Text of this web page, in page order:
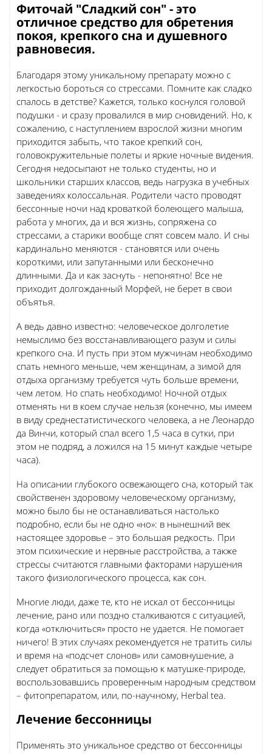
Фиточай "Сладкий сон" - это
отличное средство для обретения
покоя, крепкого сна и душевного
равновесия.
Благодаря этому уникальному препарату можно с
легкостью бороться со стрессами. Помните как сладко
спалось в детстве? Кажется, только коснулся головой
подушки - и сразу провалился в мир сновидений. Но, к
сожалению, с наступлением взрослой жизни многим
приходится забыть, что такое крепкий сон,
головокружительные полеты и яркие ночные видения.
Сегодня недосыпают не только студенты, но и
школьники старших классов, ведь нагрузка в учебных
заведениях колоссальная. Родители часто проводят
бессонные ночи над кроваткой болеющего малыша,
работа у многих, да и вся жизнь, сопряжена со
стрессами, а старики вообще спят совсем мало. И сны
кардинально меняются - становятся или очень
короткими, или запутанными или бесконечно
длинными. Да и как заснуть - непонятно! Все не
приходит долгожданный Морфей, не берет в свои
объятья.
А ведь давно известно: человеческое долголетие
немыслимо без восстанавливающего разум и силы
крепкого сна. И пусть при этом мужчинам необходимо
спать немного меньше, чем женщинам, а зимой для
отдыха организму требуется чуть больше времени,
чем летом. Но спать необходимо! Ночной отдых
отменять ни в коем случае нельзя (конечно, мы имеем
в виду среднестатистического человека, а не Леонардо
да Винчи, который спал всего 1,5 часа в сутки, при
этом не подряд, а ложился на 15 минут каждые четыре
часа).
На описании глубокого освежающего сна, который так
свойственен здоровому человеческому организму,
можно было бы не останавливаться настолько
подробно, если бы не одно «но»: в нынешний век
настоящее здоровье – это большая редкость. При
этом психические и нервные расстройства, а также
стрессы считаются главными факторами нарушения
такого физиологического процесса, как сон.
Многие люди, даже те, кто не искал от бессонницы
лечение, рано или поздно сталкиваются с ситуацией,
когда «отключиться» просто не удается. Не помогает
ничего! В этих случаях рекомендуется не тратить силы
и время на «подсчет слонов» или самовнушение, а
следует обратиться за помощью к матушке-природе,
воспользовавшись проверенным народным средством
– фитопрепаратом, или, по-научному, Herbal tea.
Лечение бессонницы
Применять это уникальное средство от бессонницы